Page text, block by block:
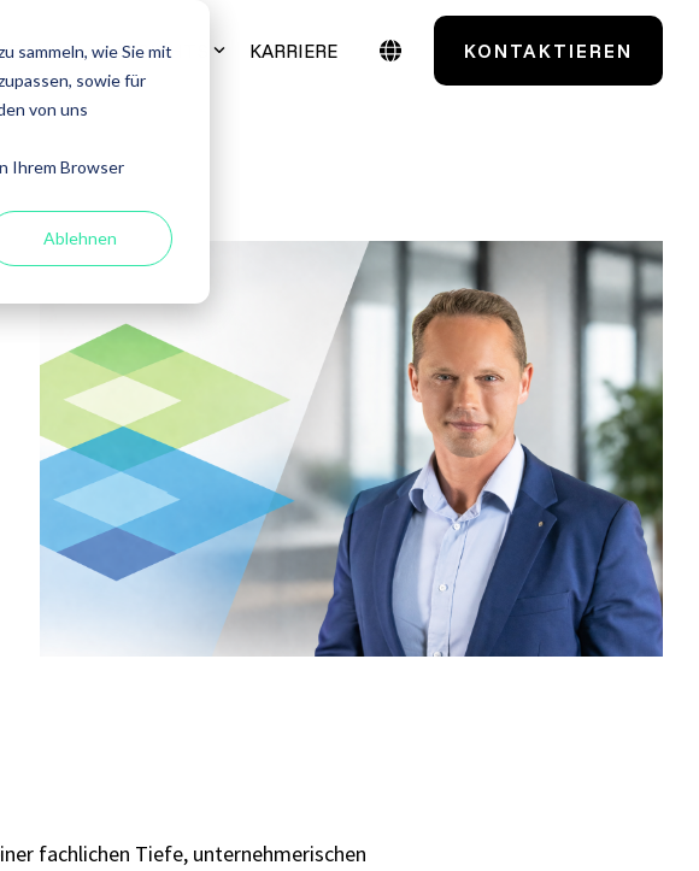
sammeln, wie Sie mit
sowie für
von uns
Ihrem Browser
Ablehnen
Praxisnah. Erfolgsbewährt.
Maßgeschneidert. Erfahren Sie mehr über
unsere Case Studies.
Alle anzeigen
für Jira
Xray Essentials
Xray für Power User
Xray für Administratoren
Grundlagen des
Softwaretestens
Grundlagen der
Testautomatisierung
Grundlagen AI Testing
Testverfahren für den
Softwaretest
Grundlagen IT-
UNS INSIGHTS KARRIERE KONTAKTIEREN
fachlichen Tiefe, unternehmerischen